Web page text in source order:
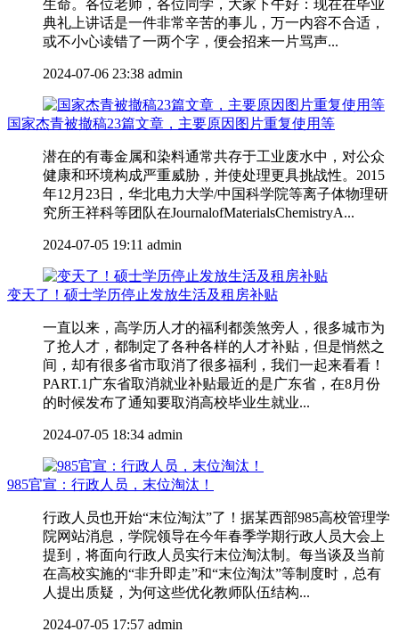
生命。各位老师，各位同学，大家下午好：现在在毕业
典礼上讲话是一件非常辛苦的事儿，万一内容不合适，
或不小心读错了一两个字，便会招来一片骂声...
2024-07-06 23:38 admin
国家杰青被撤稿23篇文章，主要原因图片重复使用等
潜在的有毒金属和染料通常共存于工业废水中，对公众
健康和环境构成严重威胁，并使处理更具挑战性。2015
年12月23日，华北电力大学/中国科学院等离子体物理研
究所王祥科等团队在JournalofMaterialsChemistryA...
2024-07-05 19:11 admin
变天了！硕士学历停止发放生活及租房补贴
一直以来，高学历人才的福利都羡煞旁人，很多城市为
了抢人才，都制定了各种各样的人才补贴，但是悄然之
间，却有很多省市取消了很多福利，我们一起来看看！
PART.1广东省取消就业补贴最近的是广东省，在8月份
的时候发布了通知要取消高校毕业生就业...
2024-07-05 18:34 admin
985官宣：行政人员，末位淘汰！
行政人员也开始“末位淘汰”了！据某西部985高校管理学
院网站消息，学院领导在今年春季学期行政人员大会上
提到，将面向行政人员实行末位淘汰制。每当谈及当前
在高校实施的“非升即走”和“末位淘汰”等制度时，总有
人提出质疑，为何这些优化教师队伍结构...
2024-07-05 17:57 admin